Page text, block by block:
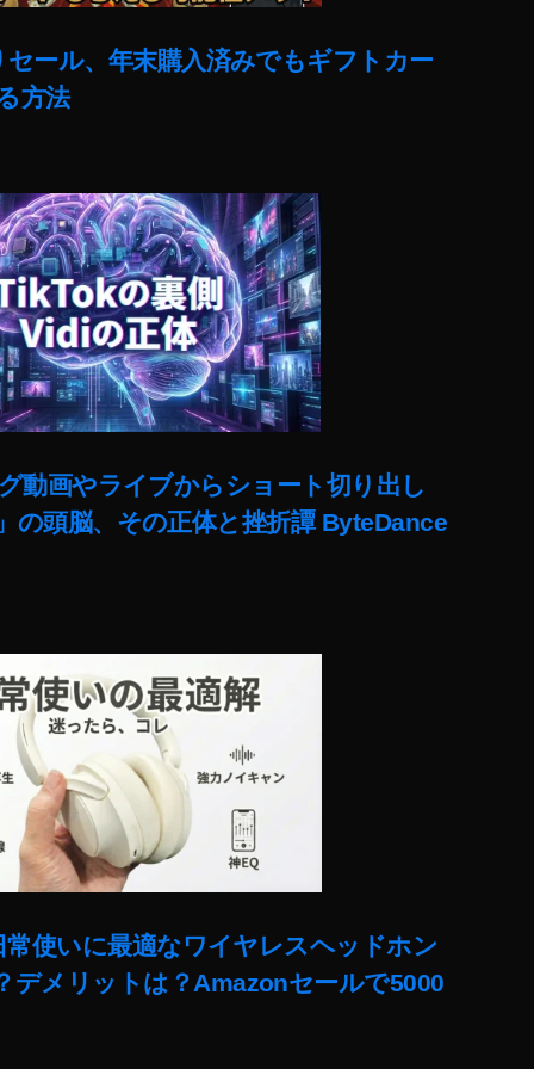
ール、年末購入済みでもギフトカー
方法
動画やライブからショート切り出し
の頭脳、その正体と挫折譚 ByteDance
常使いに最適なワイヤレスヘッドホン
デメリットは？Amazonセールで5000